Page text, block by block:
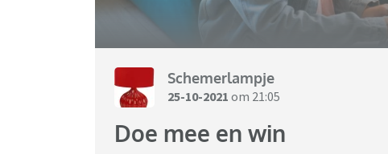
Schemerlampje
25-10-2021 om 21:05
Doe mee en win